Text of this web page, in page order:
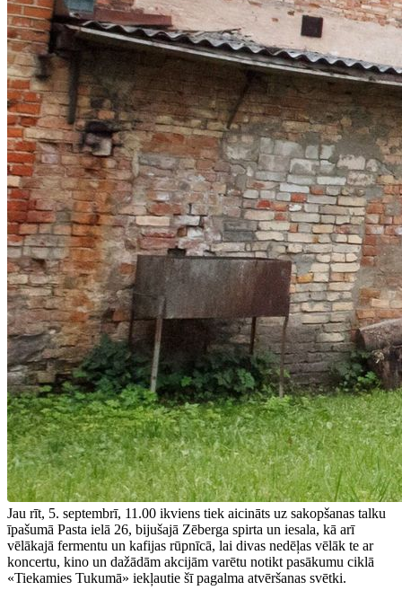
Jau rīt, 5. septembrī, 11.00 ikviens tiek aicināts uz sakopšanas talku
īpašumā Pasta ielā 26, bijušajā Zēberga spirta un iesala, kā arī
vēlākajā fermentu un kafijas rūpnīcā, lai divas nedēļas vēlāk te ar
koncertu, kino un dažādām akcijām varētu notikt pasākumu ciklā
«Tiekamies Tukumā» iekļautie šī pagalma atvēršanas svētki.